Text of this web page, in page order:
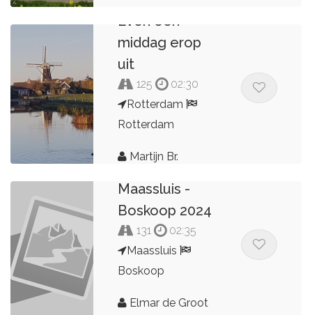
Even een
middag erop
uit
125
02:30
Rotterdam
Rotterdam
Martijn Br.
Maassluis -
Boskoop 2024
131
02:35
Maassluis
Boskoop
Elmar de Groot